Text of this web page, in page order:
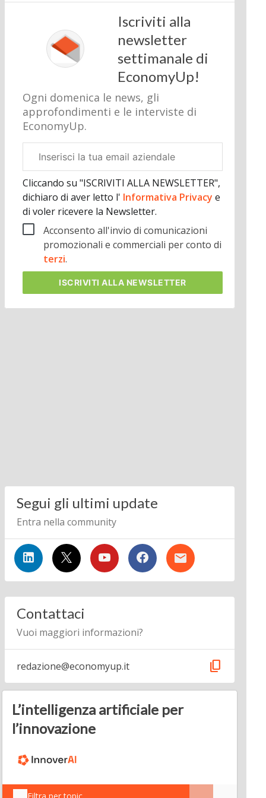
Iscriviti alla
newsletter
settimanale di
EconomyUp!
Ogni domenica le news, gli
approfondimenti e le interviste di
EconomyUp.
aziendale
Cliccando su "ISCRIVITI ALLA NEWSLETTER",
dichiaro di aver letto l' Informativa Privacye
di voler ricevere la Newsletter.
Acconsento all'invio di comunicazioni
promozionali e commerciali per conto di
terzi.
ISCRIVITIALLA NEWSLETTER
Segui gli ultimi update
Entra nella community
Contattaci
Vuoi maggiori informazioni?
redazione@economyup.it content_copy
L’intelligenza artificiale per
l’innovazione